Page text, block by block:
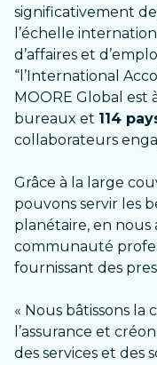
significativement
l’échelle
d’affaires et
“l’International
MOORE Global est
bureaux et 114
collaborateurs
Grâce à la large
pouvons servir les
planétaire, en nous
communauté
fournissant des
« Nous bâtissons la
l’assurance et
des services et des